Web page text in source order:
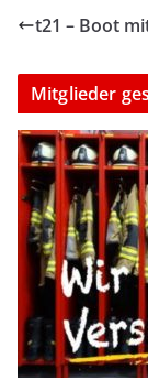
t21 – Boot
Mitglieder